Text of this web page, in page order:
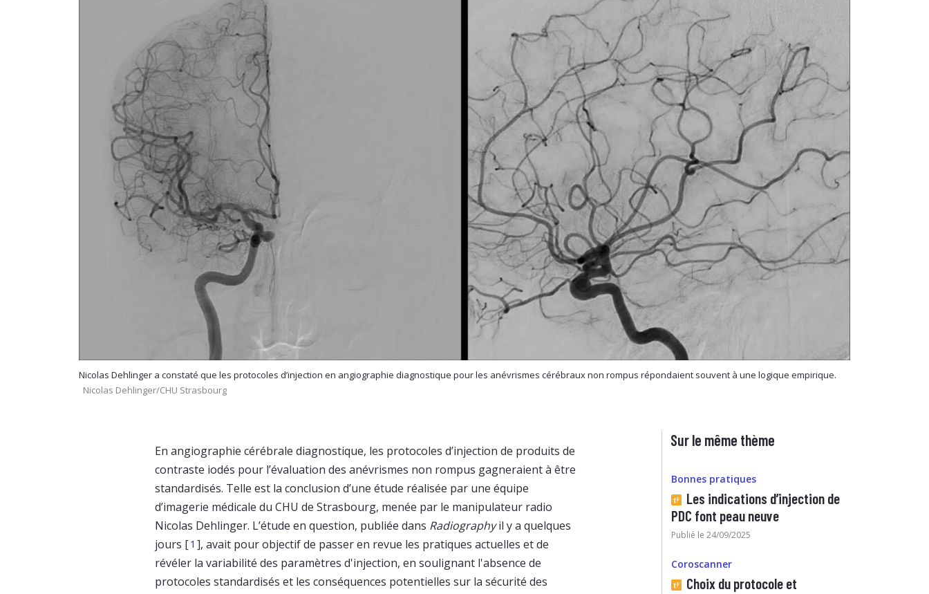
Nicolas Dehlinger a constaté que les protocoles d’injection en angiographie diagnostique pour les anévrismes cérébraux non rompus répondaient souvent à une logique empirique.
Nicolas Dehlinger/CHU Strasbourg
En angiographie cérébrale diagnostique, les protocoles d’injection de produits de
contraste iodés pour l’évaluation des anévrismes non rompus gagneraient à être
standardisés. Telle est la conclusion d’une étude réalisée par une équipe
d’imagerie médicale du CHU de Strasbourg, menée par le manipulateur radio
Nicolas Dehlinger. L’étude en question, publiée dans Radiographyil y a quelques
jours [1 ], avait pour objectif de passer en revue les pratiques actuelles et de
révéler la variabilité des paramètres d'injection, en soulignant l'absence de
protocoles standardisés et les conséquences potentielles sur la sécurité des
Sur le même thème
Bonnes pratiques
Les indications d’injection de
PDC font peau neuve
Publié le 24/09/2025
Coroscanner
Choix du protocole et